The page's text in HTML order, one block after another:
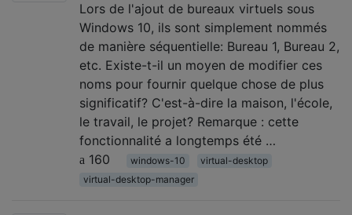
Lors de l'ajout de bureaux virtuels sous
Windows 10, ils sont simplement nommés
de manière séquentielle: Bureau 1, Bureau 2,
etc. Existe-t-il un moyen de modifier ces
noms pour fournir quelque chose de plus
significatif? C'est-à-dire la maison, l'école,
le travail, le projet? Remarque : cette
fonctionnalité a longtemps été …
160
windows-10
virtual-desktop
virtual-desktop-manager